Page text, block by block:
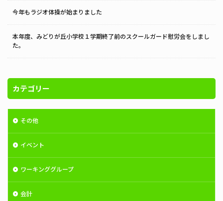
今年もラジオ体操が始まりました
本年度、みどりが丘小学校１学期終了前のスクールガード慰労会をしまし
た。
カテゴリー
その他
イベント
ワーキンググループ
会計